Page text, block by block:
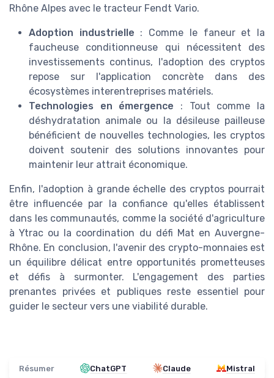
Rhône Alpes avec le tracteur Fendt Vario.
Adoption industrielle : Comme le faneur et la
faucheuse conditionneuse qui nécessitent des
investissements continus, l'adoption des cryptos
repose sur l'application concrète dans des
écosystèmes interentreprises matériels.
Technologies en émergence : Tout comme la
déshydratation animale ou la désileuse pailleuse
bénéficient de nouvelles technologies, les cryptos
doivent soutenir des solutions innovantes pour
maintenir leur attrait économique.
Enfin, l'adoption à grande échelle des cryptos pourrait
être influencée par la confiance qu'elles établissent
dans les communautés, comme la société d'agriculture
à Ytrac ou la coordination du défi Mat en Auvergne-
Rhône. En conclusion, l'avenir des crypto-monnaies est
un équilibre délicat entre opportunités prometteuses
et défis à surmonter. L'engagement des parties
prenantes privées et publiques reste essentiel pour
guider le secteur vers une viabilité durable.
Résumer ChatGPT Claude Mistral